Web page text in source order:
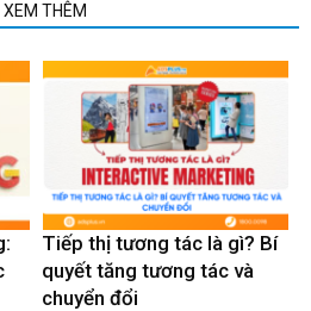
XEM THÊM
Tiếp thị tương tác là gì? Bí
quyết tăng tương tác và
chuyển đổi